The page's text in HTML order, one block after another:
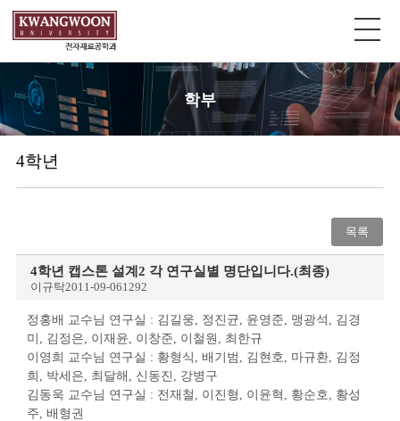
학부
4학년
목록
4학년 캡스톤 설계2 각 연구실별 명단입니다.(최종)
이규탁2011-09-061292
정홍배 교수님 연구실 : 김길웅, 정진균, 윤영준, 맹광석, 김경
미, 김정은, 이재윤, 이창준, 이철원, 최한규
이영희 교수님 연구실 : 황형식, 배기범, 김현호, 마규환, 김정
희, 박세은, 최달해, 신동진, 강병구
김동욱 교수님 연구실 : 전재철, 이진형, 이윤혁, 황순호, 황성
주, 배형권